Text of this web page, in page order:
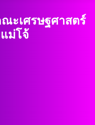
ะเศรษฐศาสตร์
ม่โจ้